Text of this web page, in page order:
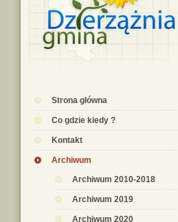
Strona główna
Co gdzie kiedy ?
Kontakt
Archiwum
Archiwum 2010-2018
Archiwum 2019
Archiwum 2020